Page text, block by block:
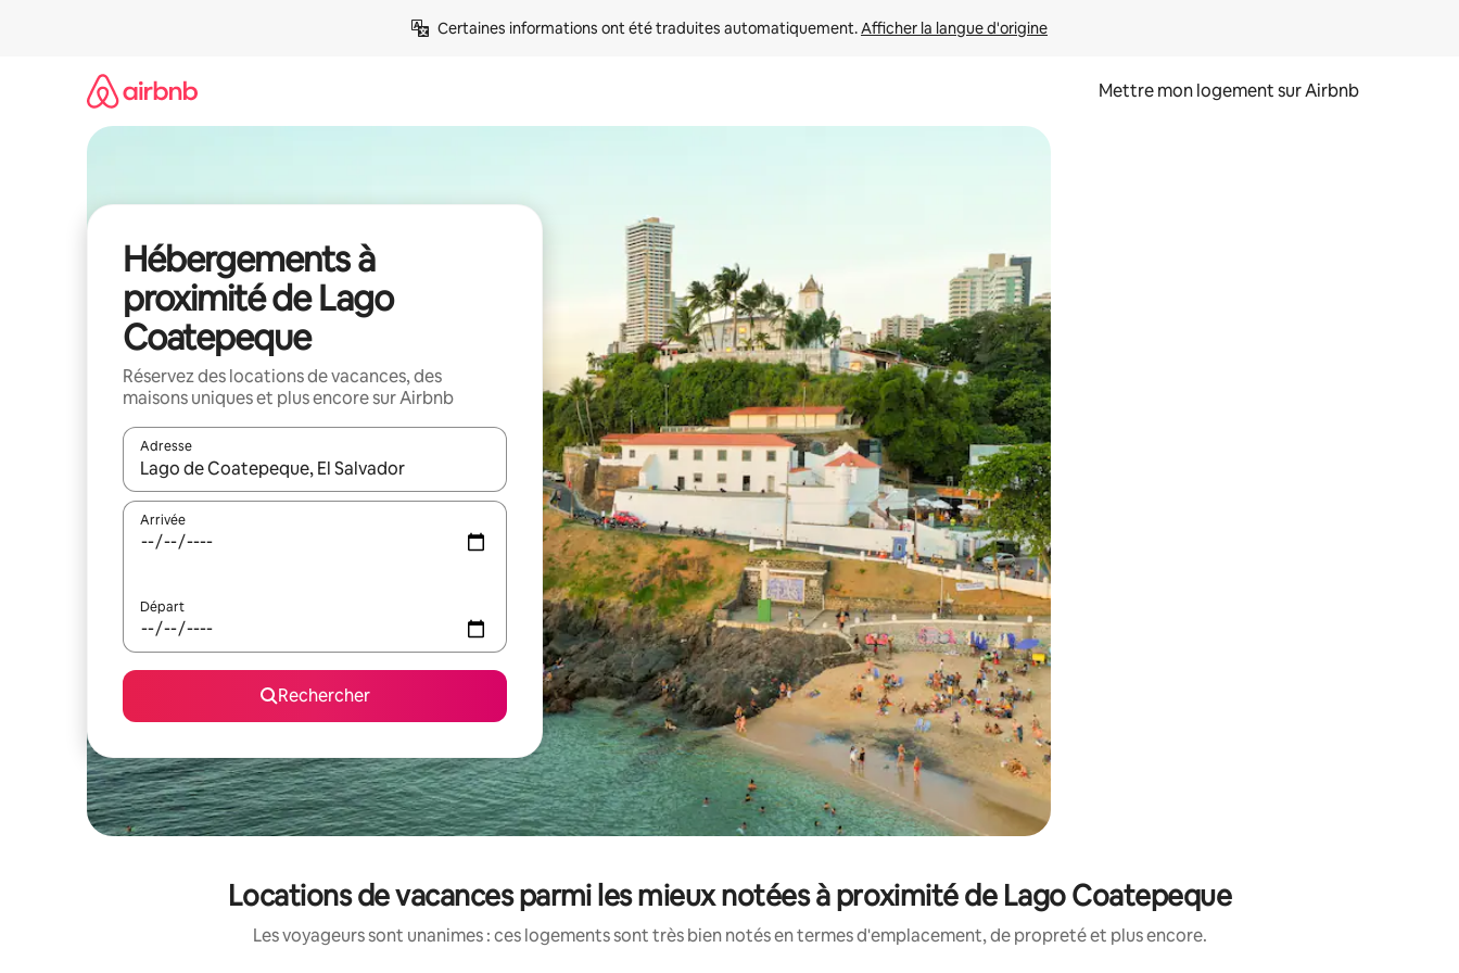
Certaines informations ont été traduites automatiquement. Afficher la langue d'origine
Mettre mon logement sur Airbnb
Hébergements à
proximité de Lago
Coatepeque
Réservez des locations de vacances, des
maisons uniques et plus encore sur Airbnb
Adresse
Lorsque les résultats s'affichent, utilisez les flèches vers le haut et vers le bas pour les parcourir ou en appuyant et en faisant glisser.
Arrivée
Départ
Rechercher
Locations de vacances parmi les mieux notées à proximité de Lago Coatepeque
Les voyageurs sont unanimes : ces logements sont très bien notés en termes d'emplacement, de propreté et plus encore.